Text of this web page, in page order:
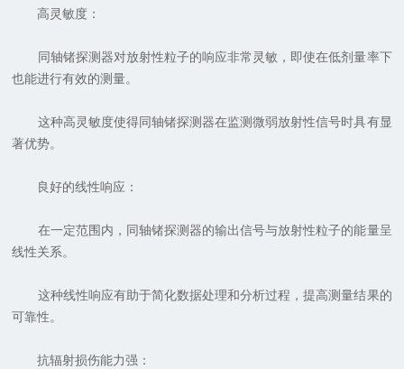
高灵敏度：
同轴锗探测器对放射性粒子的响应非常灵敏，即使在低剂量率下
也能进行有效的测量。
这种高灵敏度使得同轴锗探测器在监测微弱放射性信号时具有显
著优势。
良好的线性响应：
在一定范围内，同轴锗探测器的输出信号与放射性粒子的能量呈
线性关系。
这种线性响应有助于简化数据处理和分析过程，提高测量结果的
可靠性。
抗辐射损伤能力强：